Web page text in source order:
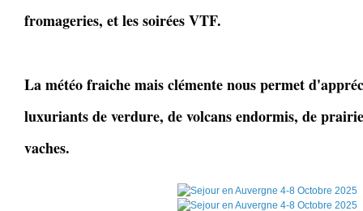
fromageries, et les soirées VTF.
La météo fraiche mais clémente nous permet
luxuriants de verdure, de volcans endormis, de
vaches.